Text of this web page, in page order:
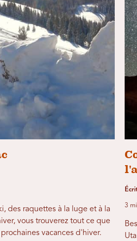
des raquettes à la luge et à la
vous trouverez tout ce que
vacances d'hiver.
3